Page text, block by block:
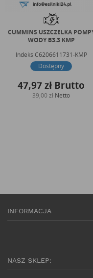
CUMMINS USZCZELKA
WODY B3.3 KMP
Indeks C6206611731-KMP
Dostępny
47,97 zł Brutto
39,00 zł Netto
INFORMACJA
NASZ SKLEP: